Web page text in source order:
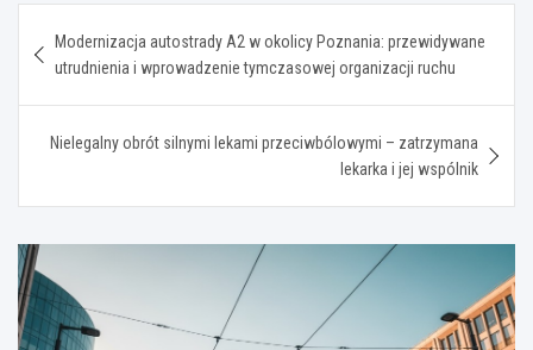
wpisu
Modernizacja autostrady A2 w okolicy Poznania: przewidywane
utrudnienia i wprowadzenie tymczasowej organizacji ruchu
Nielegalny obrót silnymi lekami przeciwbólowymi – zatrzymana
lekarka i jej wspólnik